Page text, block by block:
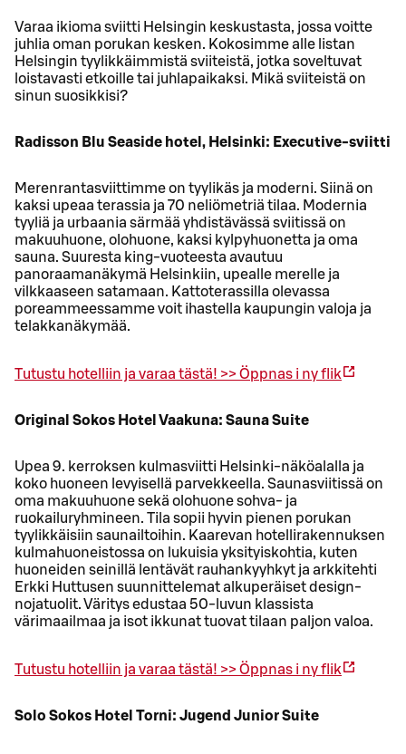
Varaa ikioma sviitti Helsingin keskustasta, jossa voitte
juhlia oman porukan kesken. Kokosimme alle listan
Helsingin tyylikkäimmistä sviiteistä, jotka soveltuvat
loistavasti etkoille tai juhlapaikaksi. Mikä sviiteistä on
sinun suosikkisi?
Radisson Blu Seaside hotel, Helsinki: Executive-sviitti
Merenrantasviittimme on tyylikäs ja moderni. Siinä on
kaksi upeaa terassia ja 70 neliömetriä tilaa. Modernia
tyyliä ja urbaania särmää yhdistävässä sviitissä on
makuuhuone, olohuone, kaksi kylpyhuonetta ja oma
sauna. Suuresta king-vuoteesta avautuu
panoraamanäkymä Helsinkiin, upealle merelle ja
vilkkaaseen satamaan. Kattoterassilla olevassa
poreammeessamme voit ihastella kaupungin valoja ja
telakkanäkymää.
Tutustu hotelliin ja varaa tästä! >>Öppnas i ny flik
Original Sokos Hotel Vaakuna: Sauna Suite
Upea 9. kerroksen kulmasviitti Helsinki-näköalalla ja
koko huoneen levyisellä parvekkeella. Saunasviitissä on
oma makuuhuone sekä olohuone sohva- ja
ruokailuryhmineen. Tila sopii hyvin pienen porukan
tyylikkäisiin saunailtoihin. Kaarevan hotellirakennuksen
kulmahuoneistossa on lukuisia yksityiskohtia, kuten
huoneiden seinillä lentävät rauhankyyhkyt ja arkkitehti
Erkki Huttusen suunnittelemat alkuperäiset design-
nojatuolit. Väritys edustaa 50-luvun klassista
värimaailmaa ja isot ikkunat tuovat tilaan paljon valoa.
Tutustu hotelliin ja varaa tästä! >>Öppnas i ny flik
Solo Sokos Hotel Torni: Jugend Junior Suite